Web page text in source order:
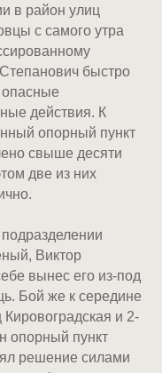
в район улиц
с самого утра
быстро
опасные
действия. К
опорный пункт
свыше десяти
две из них
Виктор
вынес его из-под
Бой же к середине
и 2-
опорный пункт
решение силами